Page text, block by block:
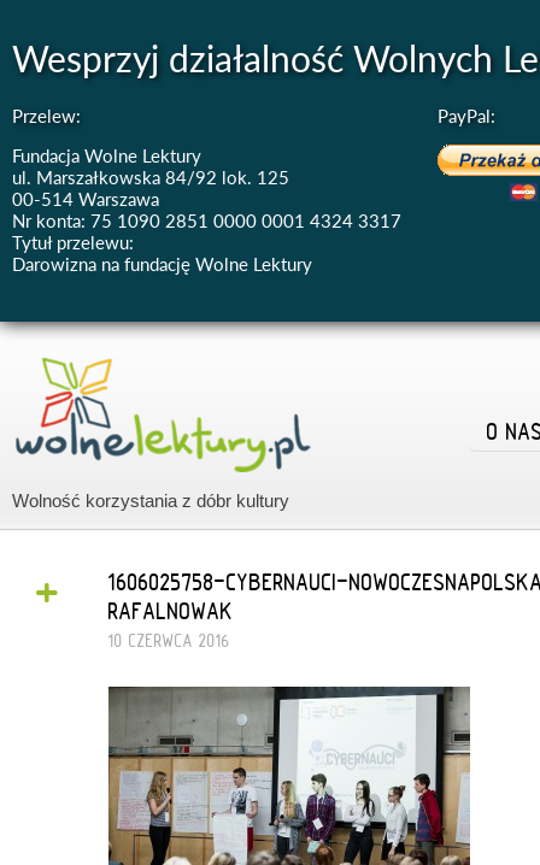
Wesprzyj działalność Wolnych
Przelew:
Fundacja Wolne Lektury
ul. Marszałkowska 84/92 lok. 125
00-514 Warszawa
Nr konta: 75 1090 2851 0000 0001 4324 3317
Tytuł przelewu:
Darowizna na fundację Wolne Lektury
PayPal:
Wolność korzystania z dóbr kultury
O
+
1606025758-CYBERNAUCI-
RAFALNOWAK
10 CZERWCA 2016